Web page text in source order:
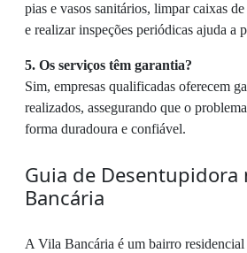
pias e vasos sanitários, limpar caixas
e realizar inspeções periódicas ajuda a
5. Os serviços têm garantia?
Sim, empresas qualificadas oferecem
realizados, assegurando que o
forma duradoura e confiável.
Guia de Desentupidora
Bancária
A Vila Bancária é um bairro